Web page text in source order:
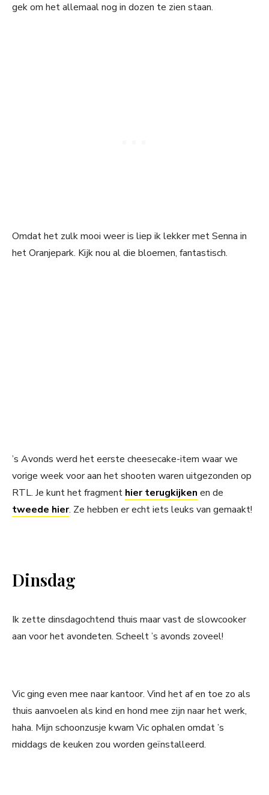
gek om het allemaal nog in dozen te zien staan.
Omdat het zulk mooi weer is liep ik lekker met Senna in
het Oranjepark. Kijk nou al die bloemen, fantastisch.
’s Avonds werd het eerste cheesecake-item waar we
vorige week voor aan het shooten waren uitgezonden op
RTL. Je kunt het fragment hier terugkijken en de
tweede hier. Ze hebben er echt iets leuks van gemaakt!
Dinsdag
Ik zette dinsdagochtend thuis maar vast de slowcooker
aan voor het avondeten. Scheelt ’s avonds zoveel!
Vic ging even mee naar kantoor. Vind het af en toe zo als
thuis aanvoelen als kind en hond mee zijn naar het werk,
haha. Mijn schoonzusje kwam Vic ophalen omdat ’s
middags de keuken zou worden geïnstalleerd.